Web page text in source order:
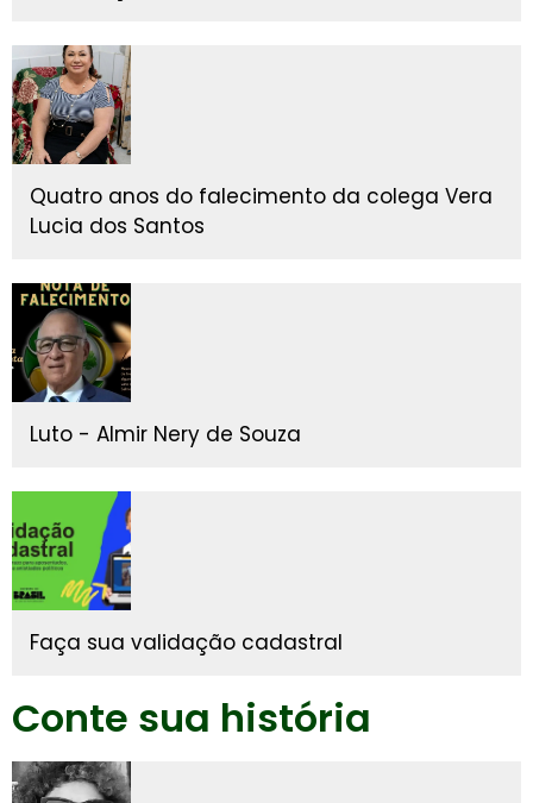
Quatro anos do falecimento da colega Vera
Lucia dos Santos
Luto - Almir Nery de Souza
Faça sua validação cadastral
Conte sua história